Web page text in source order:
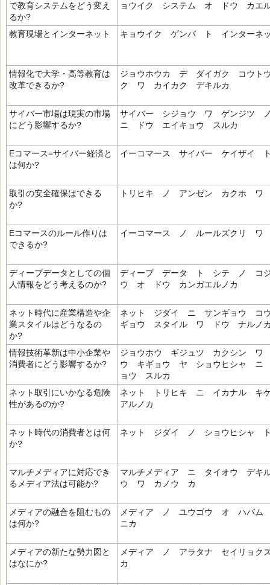
で教育システムをどう変え
るか?
ョウイク システム オ ドウ カエ
教育現場とインターネット キョウイク ゲンバ ト インターネ
情報化で大学・高等教育は
改革できるか?
ジョウホウカ デ ダイガク コウト
ク ワ カイカク デキルカ
サイバー市場は現実の市場
にどう影響するか?
サイバー シジョウ ワ ゲンジツ
ニ ドウ エイキョウ スルカ
Eコマース=サイバー経済と
は何か?
イーコマース サイバー ケイザイ
取引の安全確保はできる
か?
トリヒキ ノ アンゼン カクホ ワ
Eコマースのルール作りは
できるか?
イーコマース ノ ルールズクリ ワ
ディープデータとしての個
人情報をどう考えるのか?
ディープ データ ト シテ ノ コ
ウ オ ドウ カンガエルノカ
ネット時代に産業構造や企
業スタイルはどうなるの
か?
ネット ジダイ ニ サンギョウ コ
ギョウ スタイル ワ ドウ ナルノ
情報技術革新は中小企業や
消費者にどう影響するか?
ジョウホウ ギジュツ カクシン ワ
ウ キギョウ ヤ ショウヒシャ ニ
ョウ スルカ
ネット取引にいかなる危険
性があるのか?
ネット トリヒキ ニ イカナル
アルノカ
ネット時代の消費者とは何
か?
ネット ジダイ ノ ショウヒシャ
マルチメディアに対応でき
るメディア法は可能か?
マルチメディア ニ タイオウ デキ
ウ ワ カノウ カ
メディアの融合を阻むもの
は何か?
メディア ノ ユウゴウ オ ハバ
ニカ
メディアの新たな勢力図と
はなにか?
メディア ノ アラタナ セイリョ
カ